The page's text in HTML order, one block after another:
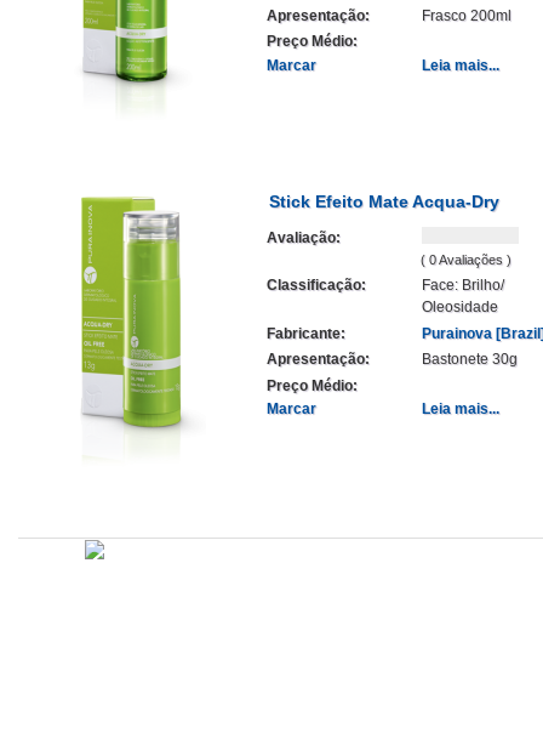
Apresentação:
Frasco 200ml
Preço Médio:
Marcar
Leia mais...
Stick Efeito Mate Acqua-Dry
Avaliação:
( 0 Avaliações )
Classificação:
Face: Brilho/
Oleosidade
Fabricante:
Purainova
Apresentação:
Bastonete 30g
Preço Médio:
Marcar
Leia mais...